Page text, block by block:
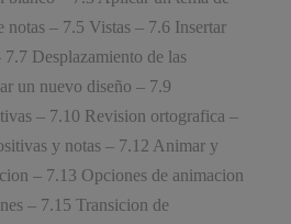
notas – 7.5 Vistas – 7.6 Insertar
Desplazamiento de las
un nuevo diseño – 7.9
– 7.10 Revision ortografica –
y notas – 7.12 Animar y
– 7.13 Opciones de animacion
– 7.15 Transicion de